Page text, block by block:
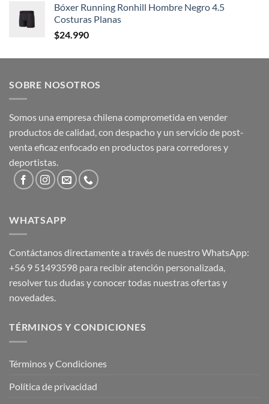
Bóxer Running Ronhill Hombre Negro 4.5
Costuras Planas
$24.990
SOBRE NOSOTROS
Somos una empresa chilena comprometida en vender
productos de calidad, con despacho y un servicio de post-
venta eficaz enfocado en productos para corredores y
deportistas.
WHATSAPP
Contáctanos directamente a través de nuestro WhatsApp:
+56 9 51493598 para recibir atención personalizada,
resolver tus dudas y conocer todas nuestras ofertas y
novedades.
TÉRMINOS Y CONDICIONES
Términos y Condiciones
Política de privacidad